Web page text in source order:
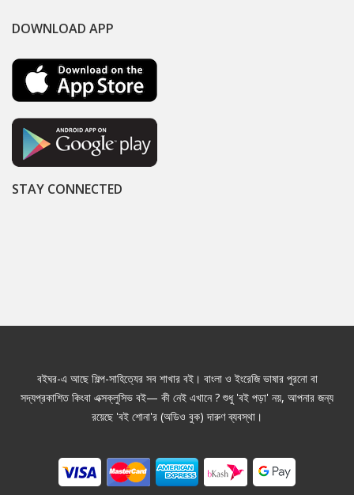
DOWNLOAD APP
STAY CONNECTED
বইঘর-এ আছে শিল্প-সাহিত্যের সব শাখার বই। বাংলা ও ইংরেজি ভাষার পুরনো বা
সদ্যপ্রকাশিত কিংবা এক্সক্লুসিভ বই— কী নেই এখানে ? শুধু 'বই পড়া' নয়, আপনার জন্য
রয়েছে 'বই শোনা'র (অডিও বুক) দারুণ ব্যবস্থা।